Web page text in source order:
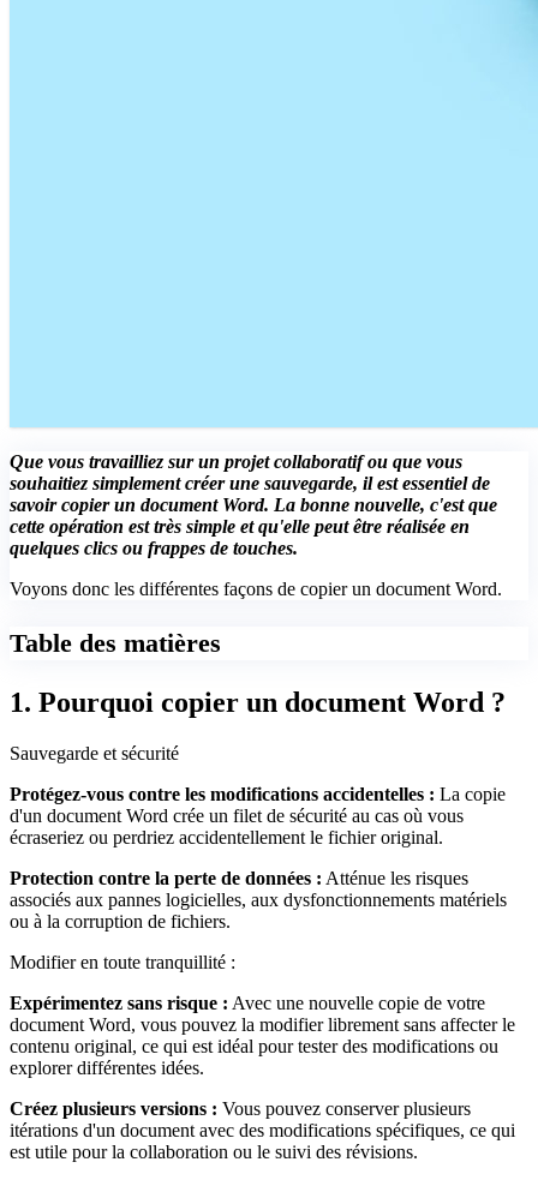
Que vous travailliez sur un projet collaboratif ou que vous
souhaitiez simplement créer une sauvegarde, il est essentiel de
savoir copier un document Word. La bonne nouvelle, c'est que
cette opération est très simple et qu'elle peut être réalisée en
quelques clics ou frappes de touches.
Voyons donc les différentes façons de copier un document Word.
Table des matières
1. Pourquoi copier un document Word ?
Sauvegarde et sécurité
Protégez-vous contre les modifications accidentelles : La copie
d'un document Word crée un filet de sécurité au cas où vous
écraseriez ou perdriez accidentellement le fichier original.
Protection contre la perte de données : Atténue les risques
associés aux pannes logicielles, aux dysfonctionnements matériels
ou à la corruption de fichiers.
Modifier en toute tranquillité :
Expérimentez sans risque : Avec une nouvelle copie de votre
document Word, vous pouvez la modifier librement sans affecter le
contenu original, ce qui est idéal pour tester des modifications ou
explorer différentes idées.
Créez plusieurs versions : Vous pouvez conserver plusieurs
itérations d'un document avec des modifications spécifiques, ce qui
est utile pour la collaboration ou le suivi des révisions.